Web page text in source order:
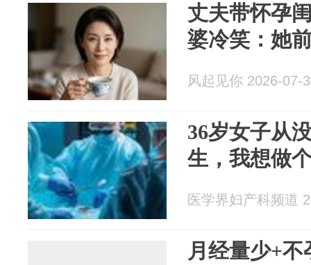
丈夫带怀孕
婆冷笑：她
风起见你 2026-07-
36岁女子从
生，我想做
医学界妇产科频道
月经量少+